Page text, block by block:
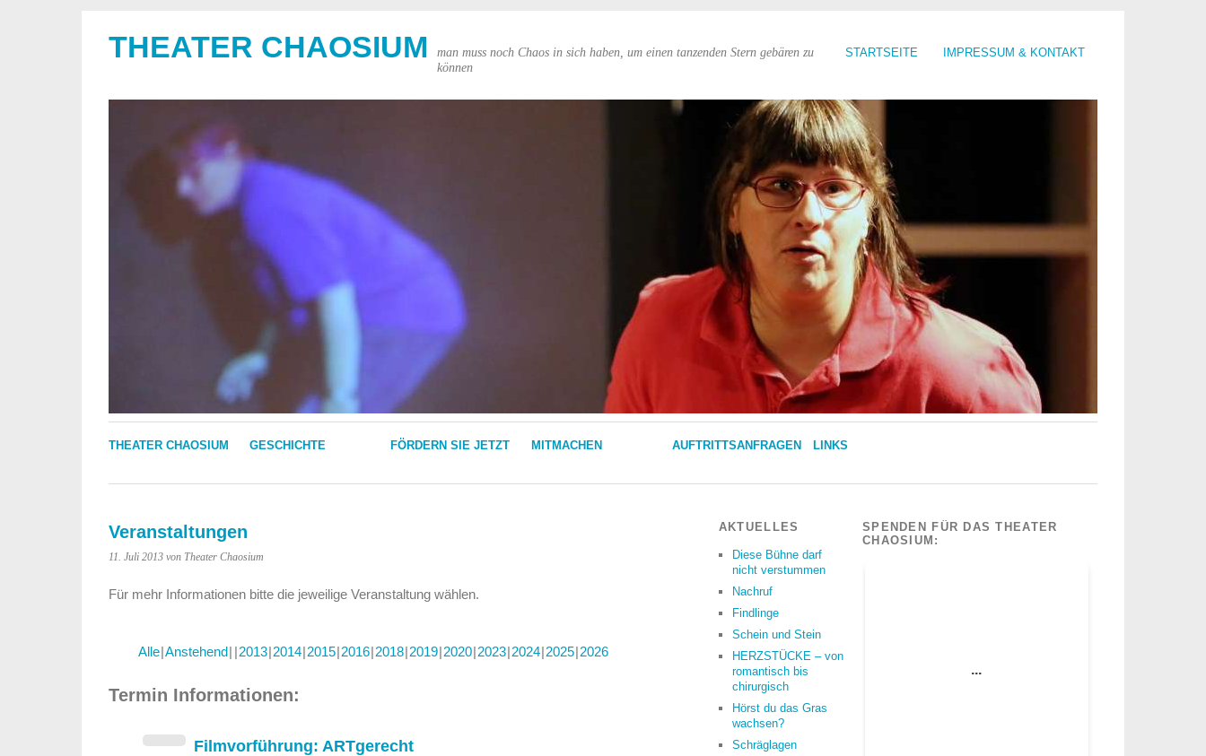
STARTSEITE IMPRESSUM & KONTAKT
THEATER CHAOSIUM
man muss noch Chaos in sich haben, um einen tanzenden Stern gebären zu
können
THEATER CHAOSIUM GESCHICHTE FÖRDERN SIE JETZT MITMACHEN AUFTRITTSANFRAGEN LINKS
Veranstaltungen
11. Juli 2013 von Theater Chaosium
Für mehr Informationen bitte die jeweilige Veranstaltung wählen.
Alle Anstehend 2013 2014 2015 2016 2018 2019 2020 2023 2024 2025 2026
Termin Informationen:
Filmvorführung: ARTgerecht
AKTUELLES
Diese Bühne darf
nicht verstummen
Nachruf
Findlinge
Schein und Stein
HERZSTÜCKE – von
romantisch bis
chirurgisch
Hörst du das Gras
wachsen?
Schräglagen
SPENDEN FÜR DAS THEATER
CHAOSIUM: